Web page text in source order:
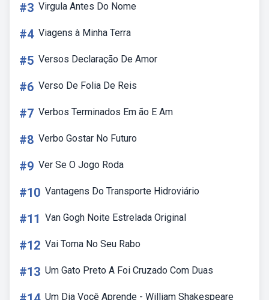
#3 Virgula Antes Do Nome
#4 Viagens à Minha Terra
#5 Versos Declaração De Amor
#6 Verso De Folia De Reis
#7 Verbos Terminados Em ão E Am
#8 Verbo Gostar No Futuro
#9 Ver Se O Jogo Roda
#10 Vantagens Do Transporte Hidroviário
#11 Van Gogh Noite Estrelada Original
#12 Vai Toma No Seu Rabo
#13 Um Gato Preto A Foi Cruzado Com Duas
Um Dia Você Aprende - William Shakespeare